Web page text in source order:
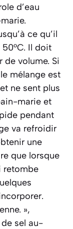
d’eau
ce qu’il
Il doit
de volume. Si
mélange est
ne sent plus
marie et
pendant
va refroidir
une
que lorsque
retombe
»,
de sel au-